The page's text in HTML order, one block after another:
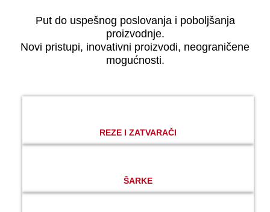
Put do uspešnog poslovanja i poboljšanja
proizvodnje.
Novi pristupi, inovativni proizvodi, neograničene
mogućnosti.
REZE I ZATVARAČI
ŠARKE